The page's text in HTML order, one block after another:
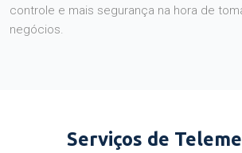
controle e mais segurança na hora de
negócios.
Serviços de